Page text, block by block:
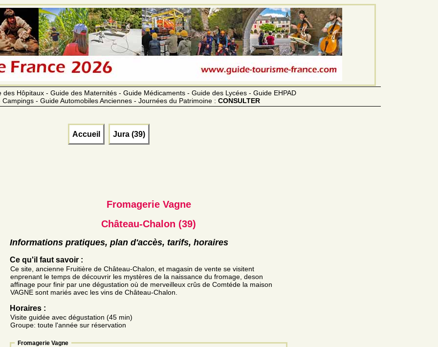
Hôpitaux - Guide des Maternités - Guide Médicaments - Guide des Lycées - Guide EHPAD
- Guide Automobiles Anciennes - Journées du Patrimoine : CONSULTER
Accueil Jura (39)
Fromagerie Vagne
Château-Chalon (39)
Informations pratiques, plan d'accès, tarifs, horaires
Ce qu'il faut savoir :
Ce site, ancienne Fruitière de Château-Chalon, et magasin de vente se visitent
enprenant le temps de découvrir les mystères de la naissance du fromage, deson
affinage pour finir par une dégustation où de merveilleux crûs de Comtéde la maison
VAGNE sont mariés avec les vins de Château-Chalon.
Horaires :
Visite guidée avec dégustation (45 min)
Groupe: toute l'année sur réservation
Fromagerie Vagne